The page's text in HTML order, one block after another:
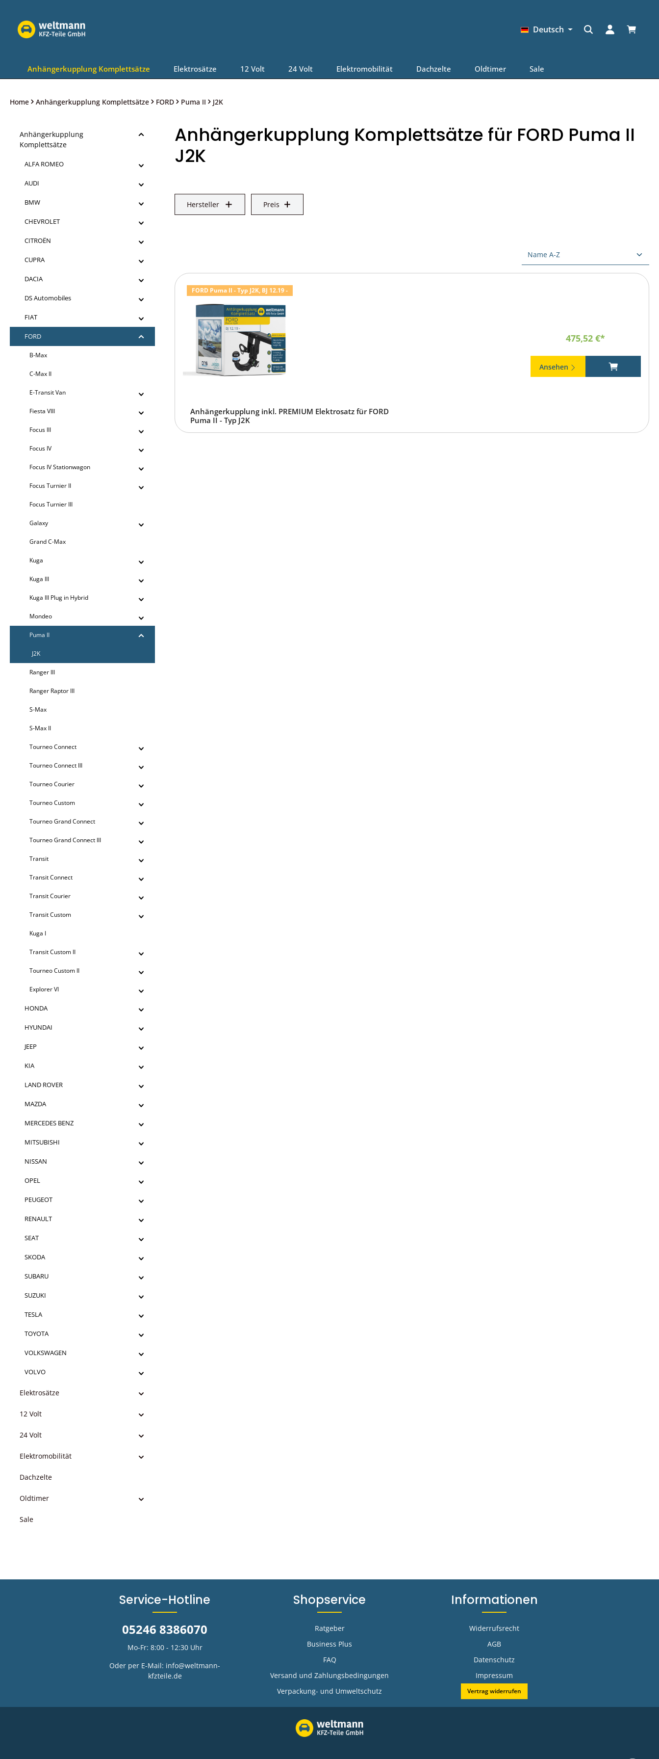
Deutsch
Anhängerkupplung Komplettsätze Elektrosätze 12 Volt 24 Volt Elektromobilität Dachzelte Oldtimer Sale
Home Anhängerkupplung Komplettsätze FORD Puma II J2K
Anhängerkupplung
Komplettsätze
ALFA ROMEO
AUDI
BMW
CHEVROLET
CITROËN
CUPRA
DACIA
DS Automobiles
FIAT
FORD
B-Max
C-Max II
E-Transit Van
Fiesta VIII
Focus III
Focus IV
Focus IV Stationwagon
Focus Turnier II
Focus Turnier III
Galaxy
Grand C-Max
Kuga
Kuga III
Kuga III Plug in Hybrid
Mondeo
Puma II
J2K
Ranger III
Ranger Raptor III
S-Max
S-Max II
Tourneo Connect
Tourneo Connect III
Tourneo Courier
Tourneo Custom
Tourneo Grand Connect
Tourneo Grand Connect III
Transit
Transit Connect
Transit Courier
Transit Custom
Kuga I
Transit Custom II
Tourneo Custom II
Explorer VI
HONDA
HYUNDAI
JEEP
KIA
LAND ROVER
MAZDA
MERCEDES BENZ
MITSUBISHI
NISSAN
OPEL
PEUGEOT
RENAULT
SEAT
SKODA
SUBARU
SUZUKI
TESLA
TOYOTA
VOLKSWAGEN
VOLVO
Elektrosätze
12 Volt
24 Volt
Elektromobilität
Dachzelte
Oldtimer
Sale
Anhängerkupplung Komplettsätze für FORD Puma II
J2K
Hersteller Preis
FORD Puma II - Typ J2K, BJ 12.19 -
475,52 €*
Ansehen
Anhängerkupplung inkl. PREMIUM Elektrosatz für FORD
Puma II - Typ J2K
Service-Hotline
05246 8386070
Mo-Fr: 8:00 - 12:30 Uhr
Oder per E-Mail: info@weltmann-
kfzteile.de
Shopservice
Ratgeber
Business Plus
FAQ
Versand und Zahlungsbedingungen
Verpackung- und Umweltschutz
Informationen
Widerrufsrecht
AGB
Datenschutz
Impressum
Vertrag widerrufen